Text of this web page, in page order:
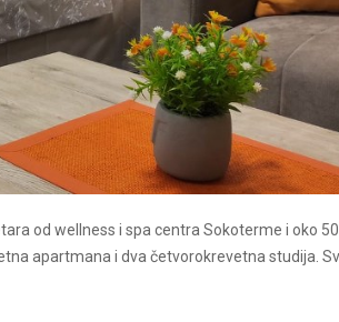
od wellness i spa centra Sokoterme i oko
apartmana i dva četvorokrevetna studija.